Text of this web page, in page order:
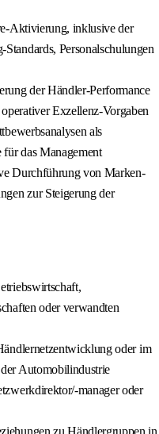
Aktivierung, inklusive der
Personalschulungen
der Händler-Performance
Exzellenz-Vorgaben
als
für das Management
Durchführung von Marken-
zur Steigerung der
oder verwandten
oder im
Automobilindustrie
manager oder